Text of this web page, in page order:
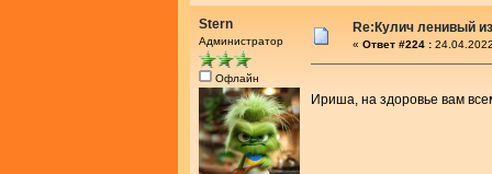
Stern
Администратор
Офлайн
Re:Кулич ленивый
« Ответ #224 :
Ириша, на здоровье вам